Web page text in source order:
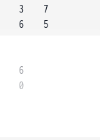
3
6
7
5
6
0